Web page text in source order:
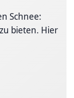
Schnee:
bieten. Hier